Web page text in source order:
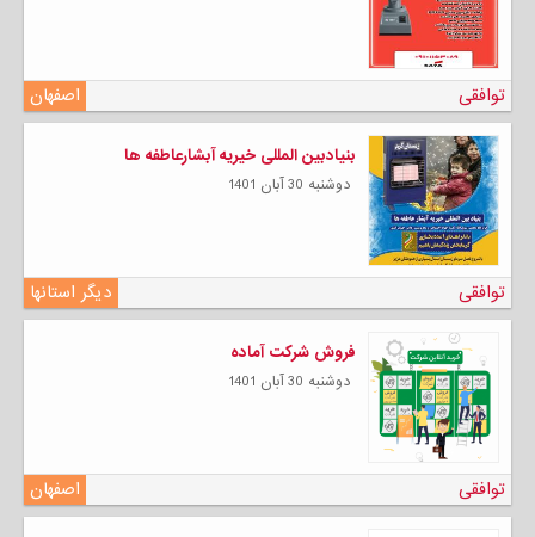
اصفهان توافقی
بنیادبین المللی خیریه آبشارعاطفه ها
دوشنبه 30 آبان 1401
دیگر استانها توافقی
فروش شرکت آماده
دوشنبه 30 آبان 1401
اصفهان توافقی